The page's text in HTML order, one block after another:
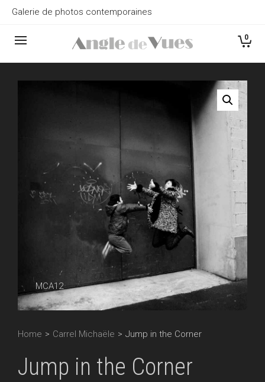
Galerie de photos contemporaines
0
MCA12
Home > Carrel Michaële > Jump in the Corner
Jump in the Corner